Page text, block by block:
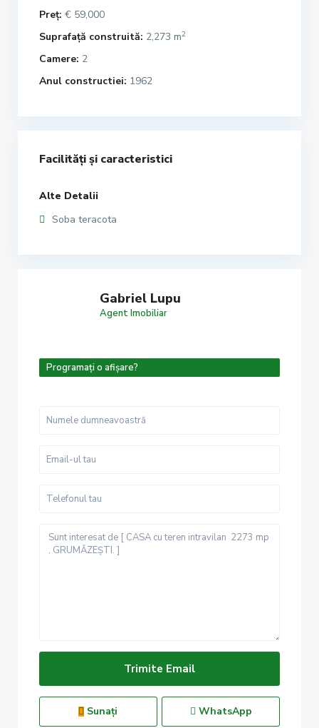
Preț: € 59,000
Suprafață construită: 2,273 m2
Camere: 2
Anul constructiei: 1962
Facilități și caracteristici
Alte Detalii
Soba teracota
Gabriel Lupu
Agent Imobiliar
Programați o afișare?
Sunați WhatsApp